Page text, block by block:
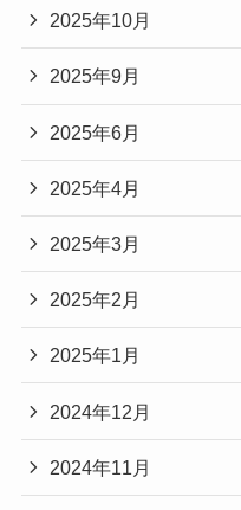
2025年10月
2025年9月
2025年6月
2025年4月
2025年3月
2025年2月
2025年1月
2024年12月
2024年11月